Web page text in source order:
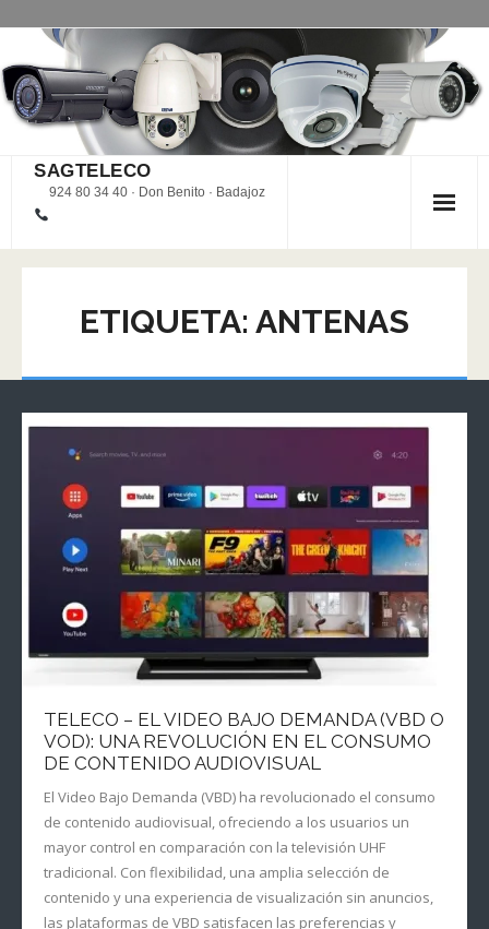
al
contenido
SAGTELECO
924 80 34 40 · Don Benito · Badajoz
ETIQUETA: ANTENAS
TELECO – EL VIDEO BAJO DEMANDA (VBD O
VOD): UNA REVOLUCIÓN EN EL CONSUMO
DE CONTENIDO AUDIOVISUAL
El Video Bajo Demanda (VBD) ha revolucionado el consumo
de contenido audiovisual, ofreciendo a los usuarios un
mayor control en comparación con la televisión UHF
tradicional. Con flexibilidad, una amplia selección de
contenido y una experiencia de visualización sin anuncios,
las plataformas de VBD satisfacen las preferencias y